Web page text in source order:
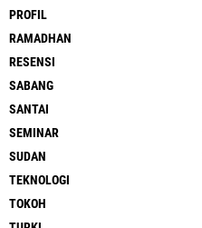
PROFIL
RAMADHAN
RESENSI
SABANG
SANTAI
SEMINAR
SUDAN
TEKNOLOGI
TOKOH